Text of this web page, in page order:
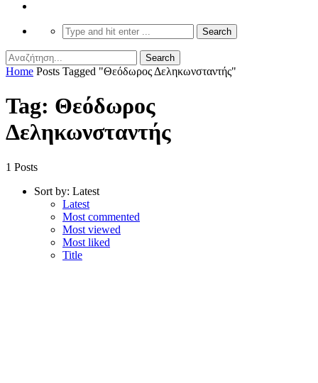
Home Posts Tagged "Θεόδωρος Δεληκωνσταντής"
Tag: Θεόδωρος
Δεληκωνσταντής
1 Posts
Sort by: Latest
Latest
Most commented
Most viewed
Most liked
Title